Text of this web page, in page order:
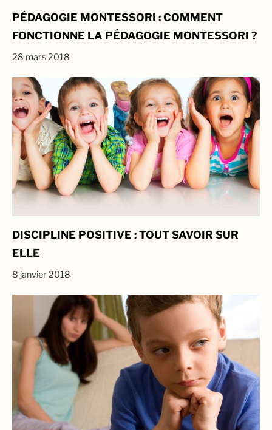
PÉDAGOGIE MONTESSORI : COMMENT
FONCTIONNE LA PÉDAGOGIE MONTESSORI ?
28 mars 2018
DISCIPLINE POSITIVE : TOUT SAVOIR SUR
ELLE
8 janvier 2018